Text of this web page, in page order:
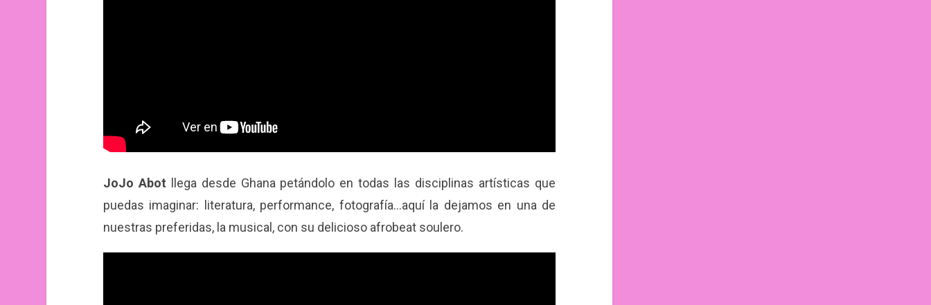
JoJo Abot llega desde Ghana petándolo en todas las disciplinas artísticas que
puedas imaginar: literatura, performance, fotografía…aquí la dejamos en una de
nuestras preferidas, la musical, con su delicioso afrobeat soulero.